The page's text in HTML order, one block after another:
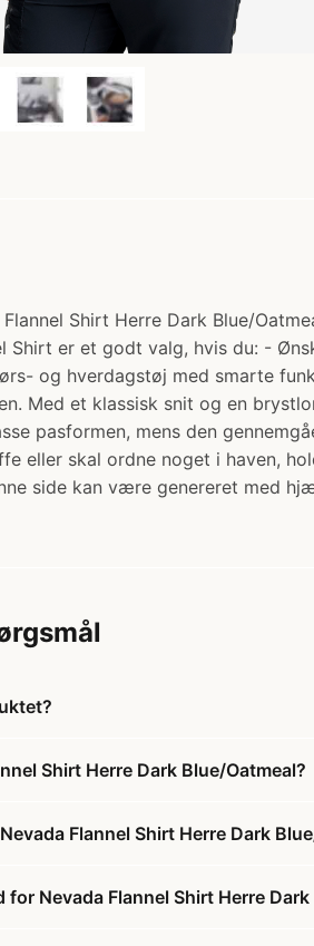
Flannel Shirt Herre Dark Blue/
Shirt er et godt valg, hvis du: -
og hverdagstøj med smarte
Med et klassisk snit og en
pasformen, mens den
eller skal ordne noget i haven,
side kan være genereret med
Shirt Herre Dark Blue/Oatmeal?
Flannel Shirt Herre Dark
for Nevada Flannel Shirt Herre